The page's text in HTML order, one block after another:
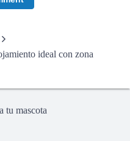
ideal con zona
tu mascota